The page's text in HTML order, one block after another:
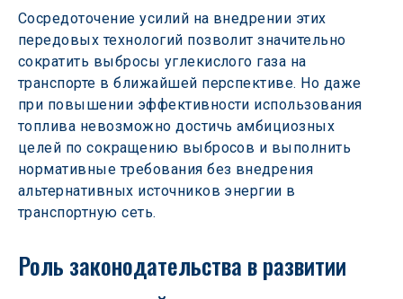
Сосредоточение усилий на внедрении этих
передовых технологий позволит значительно
сократить выбросы углекислого газа на
транспорте в ближайшей перспективе. Но даже
при повышении эффективности использования
топлива невозможно достичь амбициозных
целей по сокращению выбросов и выполнить
нормативные требования без внедрения
альтернативных источников энергии в
транспортную сеть.
Роль законодательства в развитии